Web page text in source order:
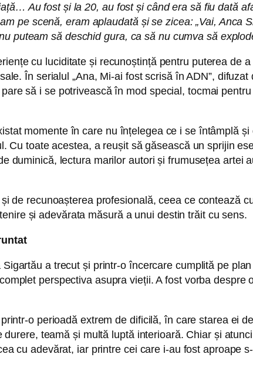
Au fost și la 20, au fost și când era să fiu dată
pe scenă, eram aplaudată și se zicea: „Vai, Anca
puteam să deschid gura, ca să nu cumva să
cu luciditate și recunoștință pentru puterea de
În serialul „Ana, Mi-ai fost scrisă în ADN”,
să i se potrivească în mod special, tocmai
momente în care nu înțelegea ce i se întâmplă
Cu toate acestea, a reușit să găsească un sprijin
duminică, lectura marilor autori și frumusețea artei
de recunoașterea profesională, ceea ce contează
și adevărata măsură a unui destin trăit cu sens.
a trecut și printr-o încercare cumplită pe
perspectiva asupra vieții. A fost vorba
o perioadă extrem de dificilă, în care starea ei
teamă și multă luptă interioară. Chiar și
cu adevărat, iar printre cei care i-au fost aproape